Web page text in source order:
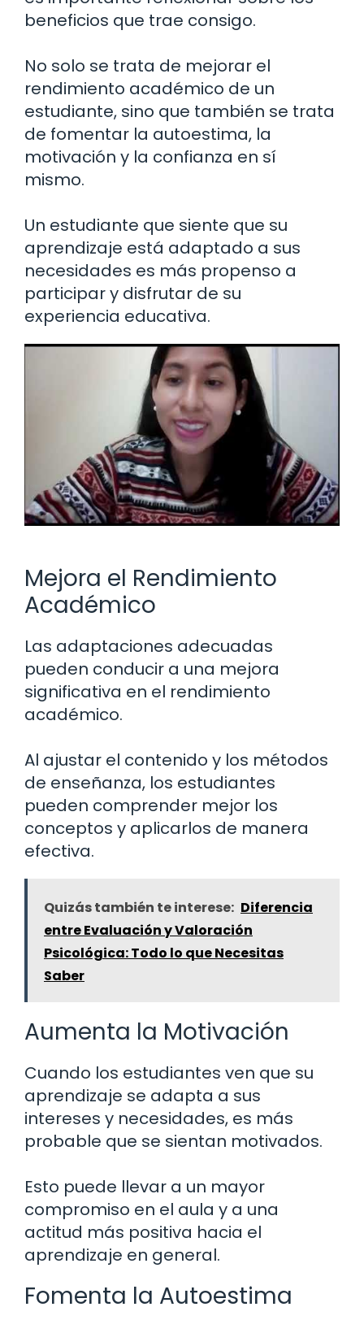
beneficios que trae consigo.
No solo se trata de mejorar el
rendimiento académico de un
estudiante, sino que también se trata
de fomentar la autoestima, la
motivación y la confianza en sí
mismo.
Un estudiante que siente que su
aprendizaje está adaptado a sus
necesidades es más propenso a
participar y disfrutar de su
experiencia educativa.
Mejora el Rendimiento
Académico
Las adaptaciones adecuadas
pueden conducir a una mejora
significativa en el rendimiento
académico.
Al ajustar el contenido y los métodos
de enseñanza, los estudiantes
pueden comprender mejor los
conceptos y aplicarlos de manera
efectiva.
Quizás también te interese: Diferencia
entre Evaluación y Valoración
Psicológica: Todo lo que Necesitas
Saber
Aumenta la Motivación
Cuando los estudiantes ven que su
aprendizaje se adapta a sus
intereses y necesidades, es más
probable que se sientan motivados.
Esto puede llevar a un mayor
compromiso en el aula y a una
actitud más positiva hacia el
aprendizaje en general.
Fomenta la Autoestima